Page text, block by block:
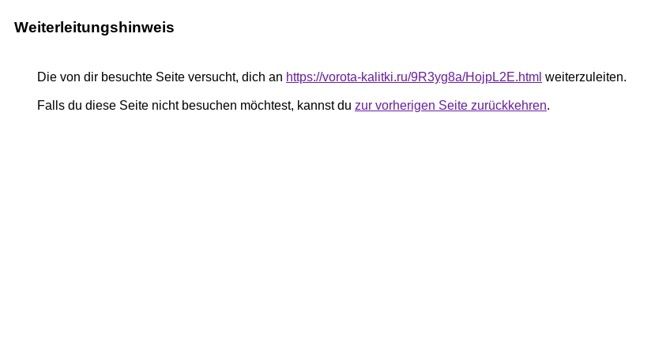
Weiterleitungshinweis
Die von dir besuchte Seite versucht, dich an https://vorota-kalitki.ru/9R3yg8a/HojpL2E.html weiterzuleiten.
Falls du diese Seite nicht besuchen möchtest, kannst du zur vorherigen Seite zurückkehren.